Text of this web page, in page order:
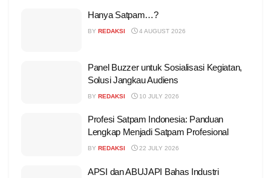
Hanya Satpam…?
BY REDAKSI 4 AUGUST 2026
Panel Buzzer untuk Sosialisasi Kegiatan,
Solusi Jangkau Audiens
BY REDAKSI 10 JULY 2026
Profesi Satpam Indonesia: Panduan
Lengkap Menjadi Satpam Profesional
BY REDAKSI 22 JULY 2026
APSI dan ABUJAPI Bahas Industri